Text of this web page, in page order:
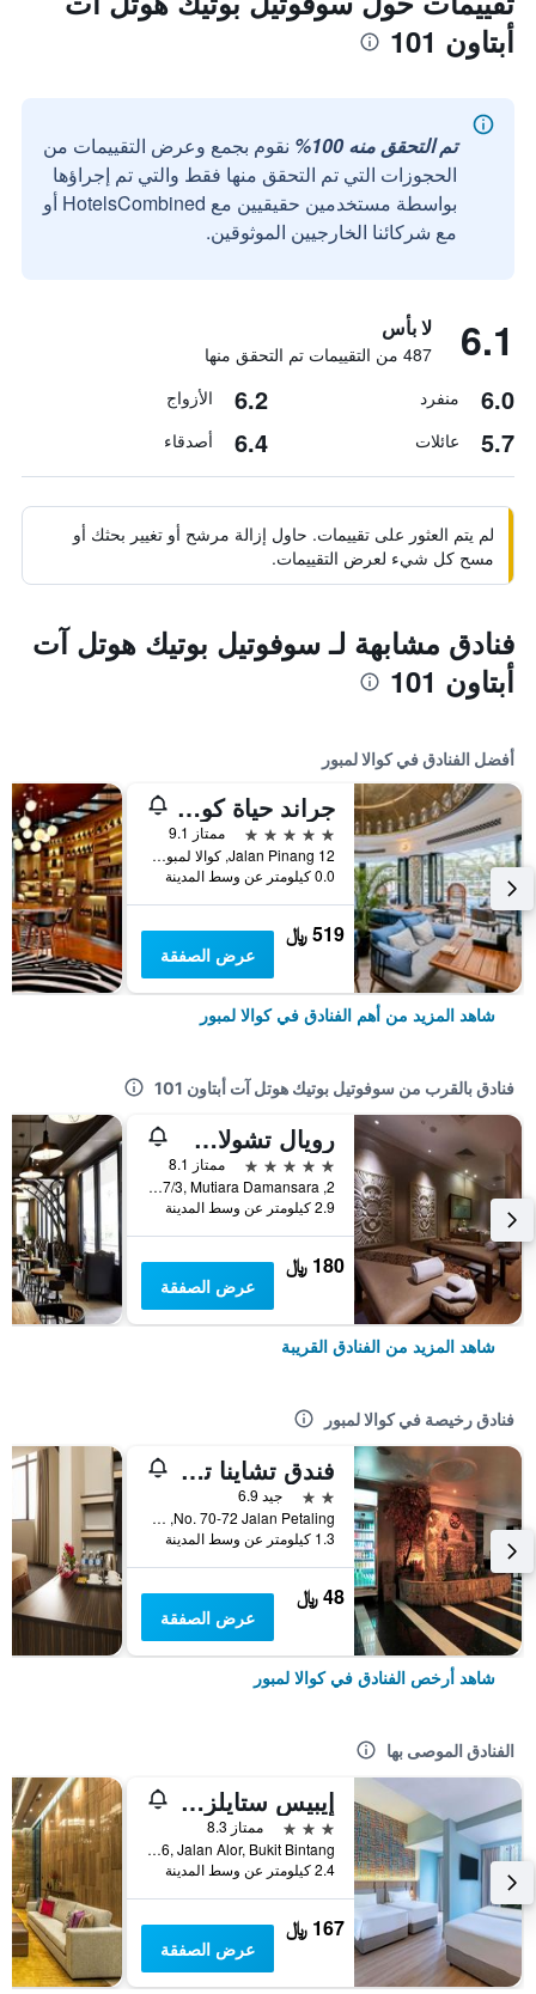
أبتاون 101
تم التحقق منه 100%
نقوم بجمع وعرض التقييمات من
الحجوزات التي تم التحقق منها فقط والتي تم إجراؤها
بواسطة مستخدمين حقيقيين مع HotelsCombined أو
مع شركائنا الخارجيين الموثوقين.
6.1 لا بأس
487 من التقييمات تم التحقق منها
6.0 منفرد 6.2 الأزواج
5.7 عائلات 6.4 أصدقاء
لم يتم العثور على تقييمات. حاول إزالة مرشح أو تغيير بحثك أو
مسح كل شيء لعرض التقييمات.
فنادق مشابهة لـ سوفوتيل بوتيك هوتل آت
أبتاون 101
أفضل الفنادق في كوالا لمبور
جراند حياة كوالالمبور
5 نجوم
ممتاز 9.1
12 Jalan Pinang, كوالا لمبور, ماليزيا
0.0 كيلومتر عن وسط المدينة
519 ﷼
عرض الصفقة
شاهد المزيد من أهم الفنادق في كوالا لمبور
فنادق بالقرب من سوفوتيل بوتيك هوتل آت أبتاون 101
رويال تشولان دامانسارا
5 نجوم
ممتاز 8.1
2, Jalan Pju 7/3, Mutiara Damansara, كوالا لمبور, ماليزيا
2.9 كيلومتر عن وسط المدينة
180 ﷼
عرض الصفقة
شاهد المزيد من الفنادق القريبة
فنادق رخيصة في كوالا لمبور
فندق تشاينا تاون 2
2 نجمتين
جيد 6.9
No. 70-72 Jalan Petaling, كوالا لمبور, ماليزيا
1.3 كيلومتر عن وسط المدينة
48 ﷼
عرض الصفقة
شاهد أرخص الفنادق في كوالا لمبور
الفنادق الموصى بها
إيبيس ستايلز كوالا لمبور بوكيت بينتانج
3 نجوم
ممتاز 8.3
No.16, Jalan Alor, Bukit Bintang, كوالا لمبور, ماليزيا
2.4 كيلومتر عن وسط المدينة
167 ﷼
عرض الصفقة